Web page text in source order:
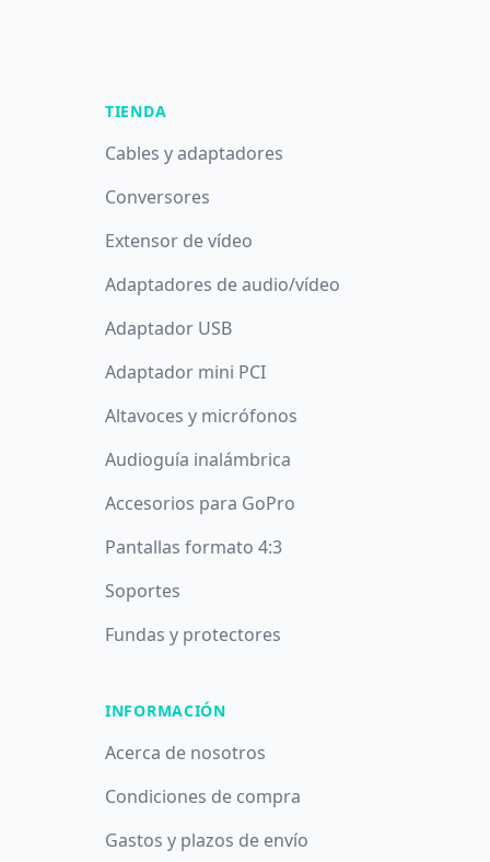
TIENDA
Cables y adaptadores
Conversores
Extensor de vídeo
Adaptadores de audio/vídeo
Adaptador USB
Adaptador mini PCI
Altavoces y micrófonos
Audioguía inalámbrica
Accesorios para GoPro
Pantallas formato 4:3
Soportes
Fundas y protectores
INFORMACIÓN
Acerca de nosotros
Condiciones de compra
Gastos y plazos de envío